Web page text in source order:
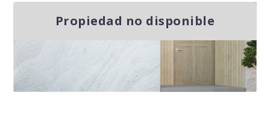
Propiedad no disponible